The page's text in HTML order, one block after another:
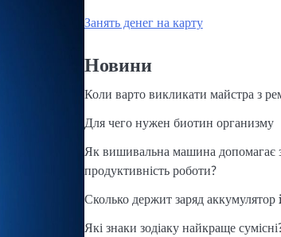
Занять денег на карту
Новини
Коли варто викликати майстра з
Для чего нужен биотин организму
Як вишивальна машина допомагає
продуктивність роботи?
Сколько держит заряд
Які знаки зодіаку найкраще